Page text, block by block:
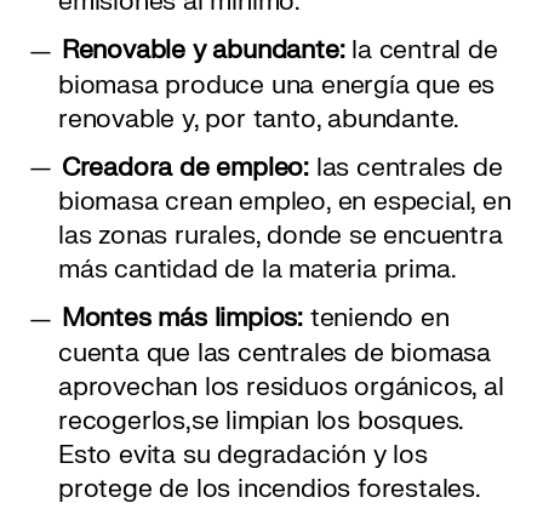
Renovable y abundante: la central de
biomasa produce una energía que es
renovable y, por tanto, abundante.
Creadora de empleo: las centrales de
biomasa crean empleo, en especial, en
las zonas rurales, donde se encuentra
más cantidad de la materia prima.
Montes más limpios: teniendo en
cuenta que las centrales de biomasa
aprovechan los residuos orgánicos, al
recogerlos,se limpian los bosques.
Esto evita su degradación y los
protege de los incendios forestales.